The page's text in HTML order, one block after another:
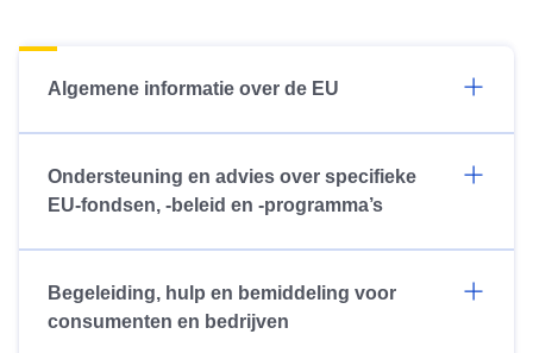
Algemene informatie over de EU
Ondersteuning en advies over specifieke
EU-fondsen, -beleid en -programma’s
Begeleiding, hulp en bemiddeling voor
consumenten en bedrijven